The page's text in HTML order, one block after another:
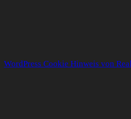
WordPress Cookie Hinweis von